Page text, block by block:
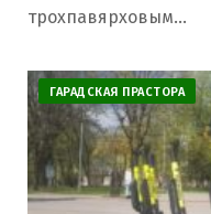
трохпавярховым…
ГАРАДСКАЯ ПРАСТОРА